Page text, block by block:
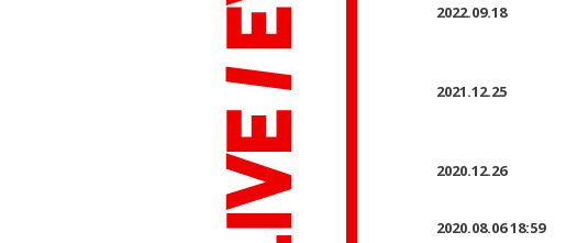
2022.09.18
2021.12.25
2020.12.26
2020.08.06 18:59